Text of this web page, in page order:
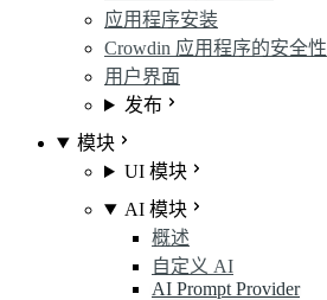
应用程序安装
Crowdin 应用程序的安全性
用户界面
发布
模块
UI 模块
AI 模块
概述
自定义 AI
AI Prompt Provider